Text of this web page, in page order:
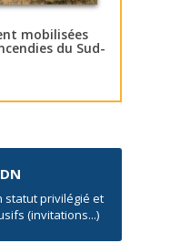
mobilisées
du Sud-
statut privilégié et
(invitations...)